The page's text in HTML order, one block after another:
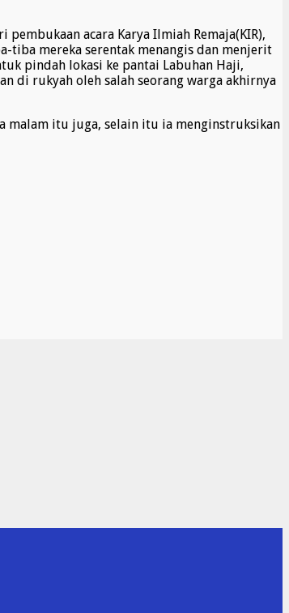
acara Karya Ilmiah Remaja(KIR),
tiba mereka serentak menangis dan menjerit
pindah lokasi ke pantai Labuhan Haji,
di rukyah oleh salah seorang warga akhirnya
malam itu juga, selain itu ia menginstruksikan